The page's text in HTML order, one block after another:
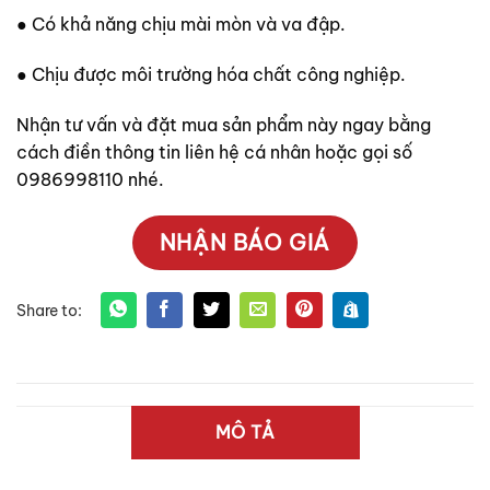
● Có khả năng chịu mài mòn và va đập.
● Chịu được môi trường hóa chất công nghiệp.
Nhận tư vấn và đặt mua sản phẩm này ngay bằng
cách điền thông tin liên hệ cá nhân hoặc gọi số
0986998110 nhé.
NHẬN BÁO GIÁ
MÔ TẢ